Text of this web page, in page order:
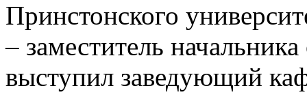
Принстонского
– заместитель
выступил заведующий